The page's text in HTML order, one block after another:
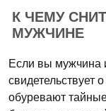
К ЧЕМУ
МУЖЧИНЕ
Если вы мужчина
свидетельствует
обуревают